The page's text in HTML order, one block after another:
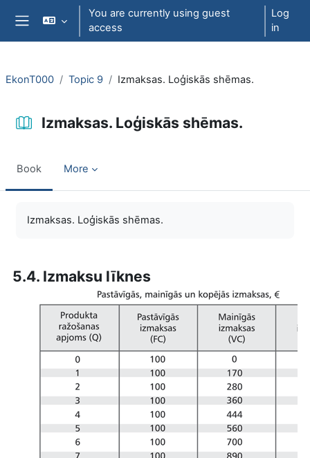
Skip to main content
You are currently using guest
access
Log
in
EkonT000 Topic 9 Izmaksas. Loģiskās shēmas.
Izmaksas. Loģiskās shēmas.
Book More
Izmaksas. Loģiskās shēmas.
5.4. Izmaksu līknes